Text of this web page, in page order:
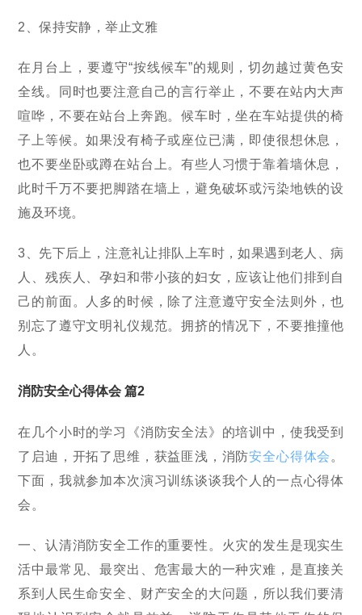
2、保持安静，举止文雅
在月台上，要遵守“按线候车”的规则，切勿越过黄色安
全线。同时也要注意自己的言行举止，不要在站内大声
喧哗，不要在站台上奔跑。候车时，坐在车站提供的椅
子上等候。如果没有椅子或座位已满，即使很想休息，
也不要坐卧或蹲在站台上。有些人习惯于靠着墙休息，
此时千万不要把脚踏在墙上，避免破坏或污染地铁的设
施及环境。
3、先下后上，注意礼让排队上车时，如果遇到老人、病
人、残疾人、孕妇和带小孩的妇女，应该让他们排到自
己的前面。人多的时候，除了注意遵守安全法则外，也
别忘了遵守文明礼仪规范。拥挤的情况下，不要推撞他
人。
消防安全心得体会 篇2
在几个小时的学习《消防安全法》的培训中，使我受到
了启迪，开拓了思维，获益匪浅，消防安全心得体会 。
下面，我就参加本次演习训练谈谈我个人的一点心得体
会。
一、认清消防安全工作的重要性。火灾的发生是现实生
活中最常见、最突出、危害最大的一种灾难，是直接关
系到人民生命安全、财产安全的大问题，所以我们要清